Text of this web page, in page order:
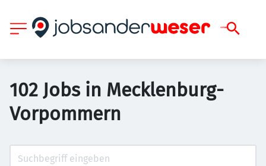
102 Jobs in Mecklenburg-
Vorpommern